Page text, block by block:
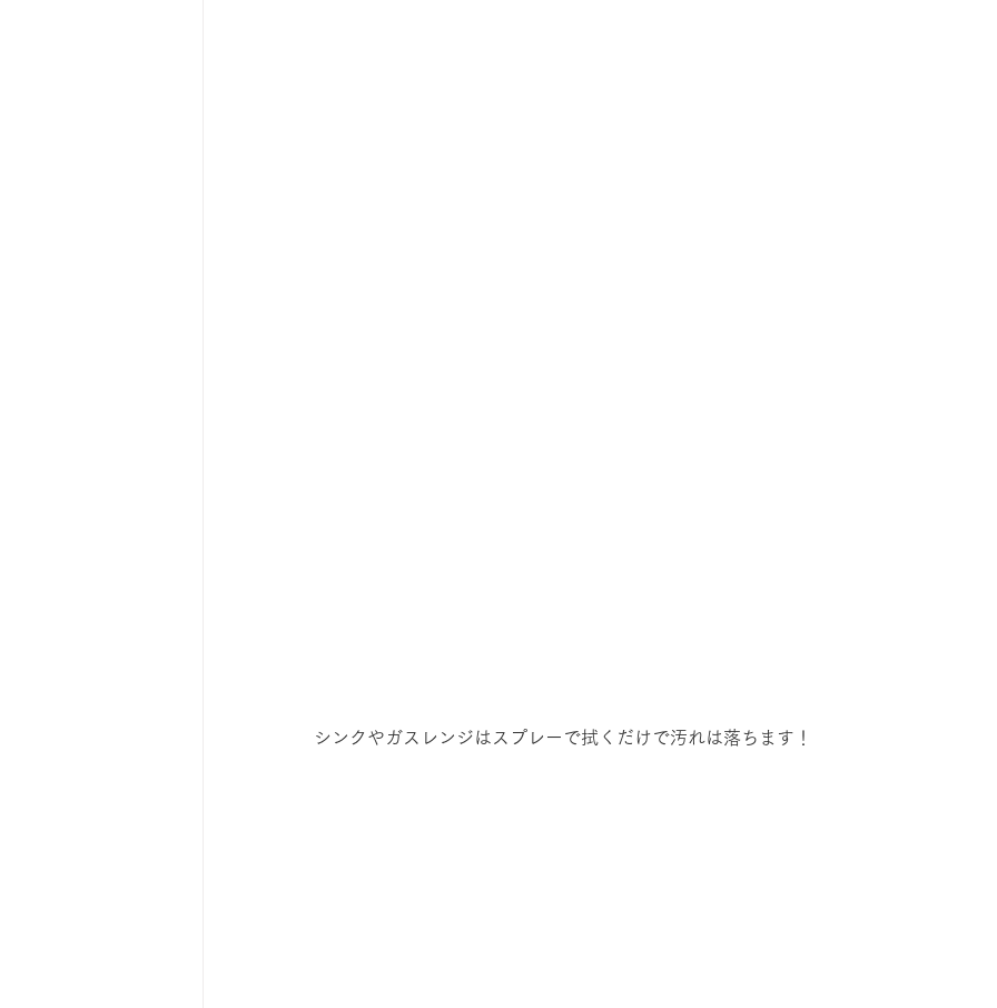
シンクやガスレンジはスプレーで拭くだけで汚れは落ちます！